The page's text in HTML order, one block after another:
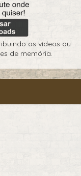
os vídeos ou
de memória.